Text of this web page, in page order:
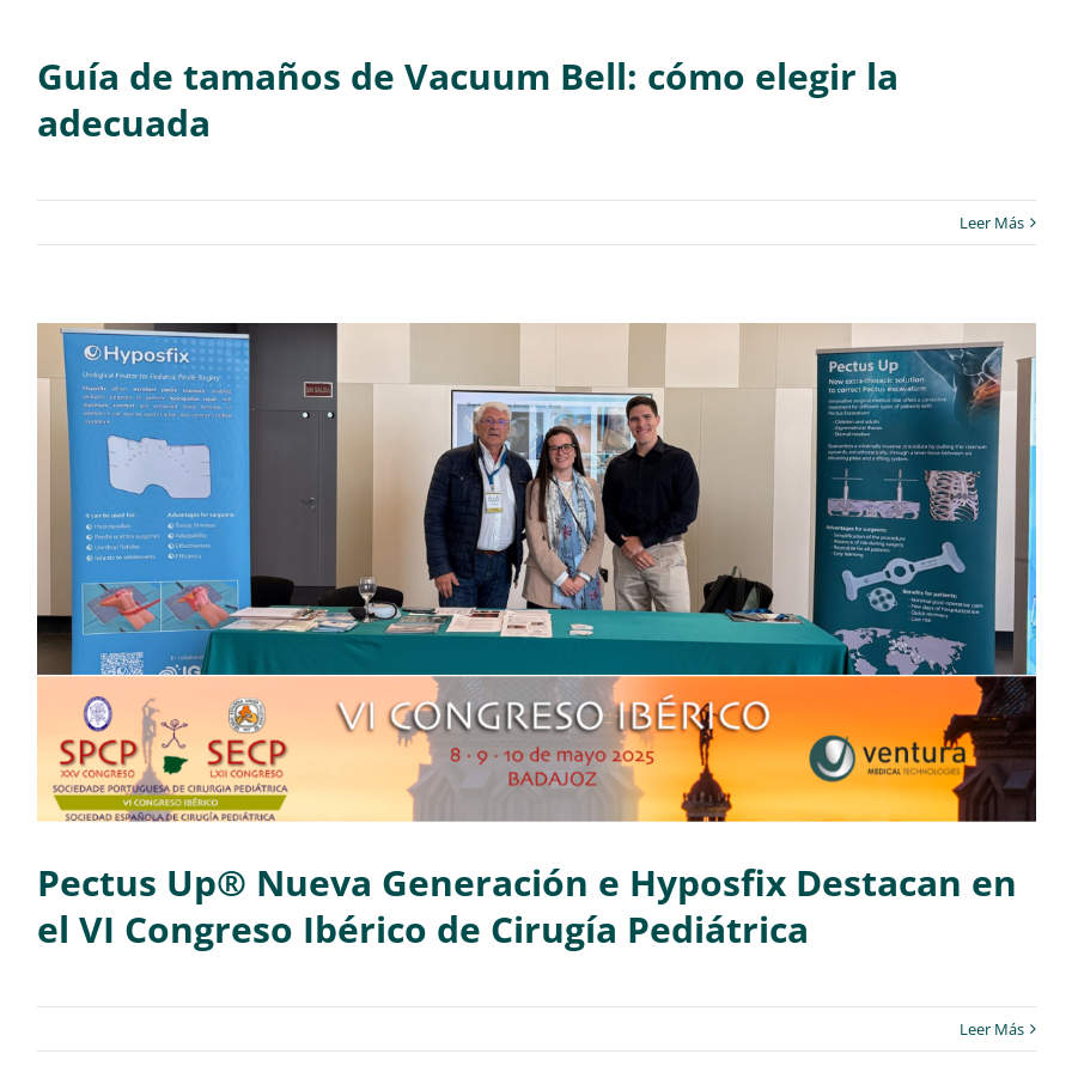
Guía de tamaños de Vacuum Bell: cómo elegir la
adecuada
Leer Más
Pectus Up® Nueva Generación e Hyposfix Destacan en
el VI Congreso Ibérico de Cirugía Pediátrica
Leer Más